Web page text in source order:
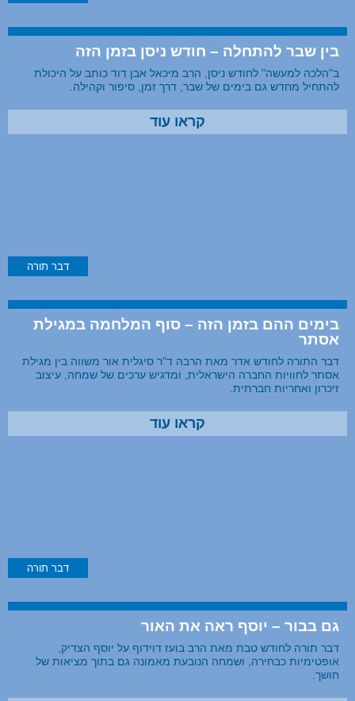
בין שבר להתחלה – חודש ניסן בזמן הזה
ב"הלכה למעשה" לחודש ניסן, הרב מיכאל אבן דוד כותב על היכולת
להתחיל מחדש גם בימים של שבר, דרך זמן, סיפור וקהילה.
קראו עוד
דבר תורה
בימים ההם בזמן הזה – סוף המלחמה במגילת
אסתר
דבר התורה לחודש אדר מאת הרבה ד"ר סיגלית אור משווה בין מגילת
אסתר לחוויות החברה הישראלית, ומדגיש ערכים של שמחה, עיצוב
זיכרון ואחריות חברתית.
קראו עוד
דבר תורה
גם בבור – יוסף ראה את האור
דבר תורה לחודש טבת מאת הרב בועז דוידוף על יוסף הצדיק,
אופטימיות כבחירה, ושמחה הנובעת מאמונה גם בתוך מציאות של
חושך.